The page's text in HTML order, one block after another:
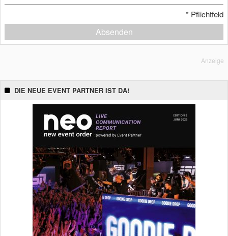
* Pflichtfeld
Absenden
Anzeige
DIE NEUE EVENT PARTNER IST DA!